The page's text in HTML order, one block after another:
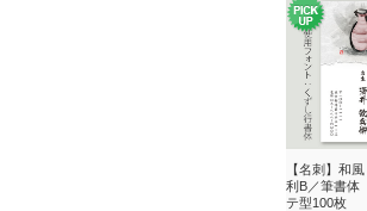
【名刺】和
利B／筆書
テ型100枚